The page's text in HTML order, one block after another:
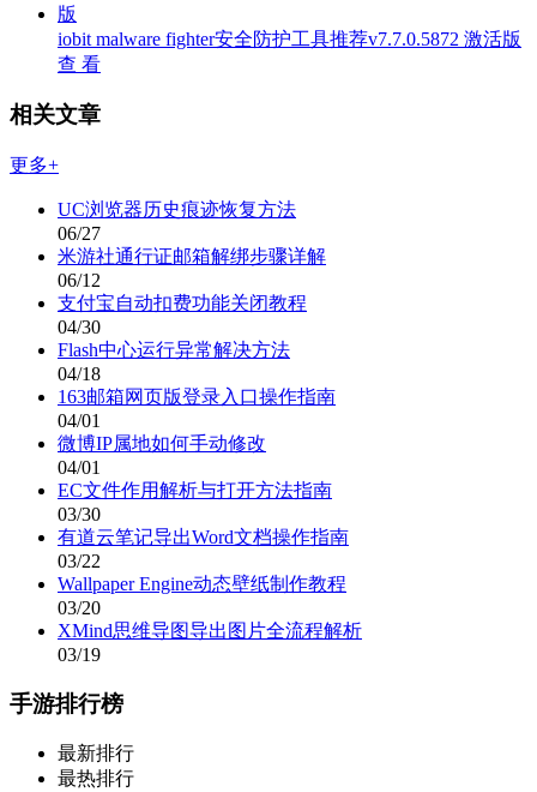
iobit malware fighter安全防护工具推荐v7.7.0.5872 激活版
查 看
相关文章
更多+
UC浏览器历史痕迹恢复方法
06/27
米游社通行证邮箱解绑步骤详解
06/12
支付宝自动扣费功能关闭教程
04/30
Flash中心运行异常解决方法
04/18
163邮箱网页版登录入口操作指南
04/01
微博IP属地如何手动修改
04/01
EC文件作用解析与打开方法指南
03/30
有道云笔记导出Word文档操作指南
03/22
Wallpaper Engine动态壁纸制作教程
03/20
XMind思维导图导出图片全流程解析
03/19
手游排行榜
最新排行
最热排行